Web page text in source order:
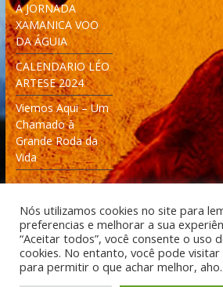
A JORNADA
XAMANICA VOO
DA ÁGUIA
CALENDARIO LÉO
ARTESE 2024
Viemos Aqui – Um
Chamado à
Grande Roda da
Vida
Desenvolvido: Moleculas4D -
Tecnologia
Nós utilizamos cookies no site para
preferencias e melhorar a sua
“Aceitar todos”, você consente o uso
cookies. No entanto, você pode
para permitir o que achar melhor, aho.